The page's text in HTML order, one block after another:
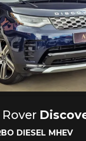
DIESEL MHEV